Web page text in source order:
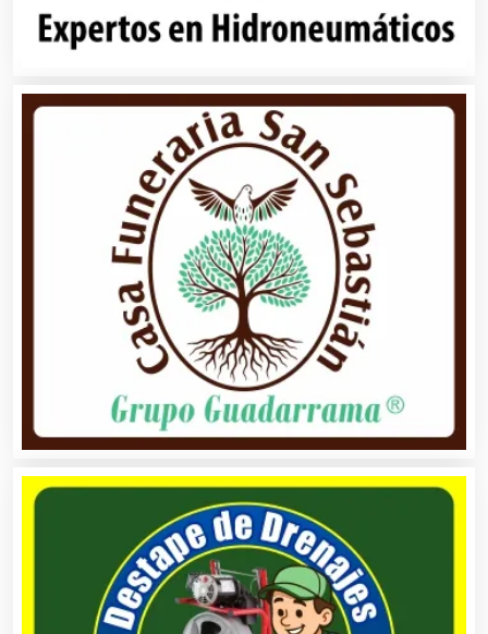
Alquiler de Equipos para Fiestas
Alquiler de Sillas y Mesas
Alquiler de Trajes de Etiqueta
Alta Costura
Aluminio
Ambulancias
Análisis Clínicos
Análisis de Aguas